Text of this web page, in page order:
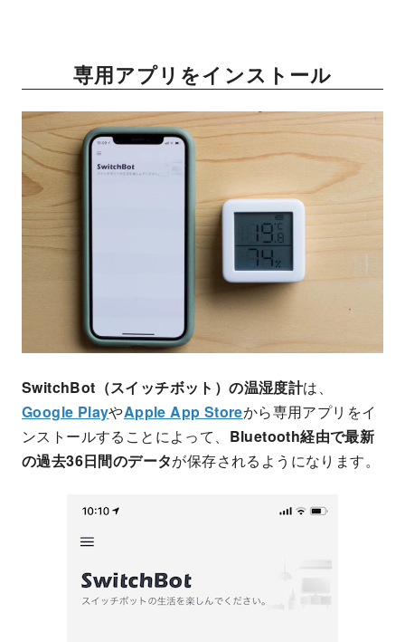
専用アプリをインストール
SwitchBot（スイッチボット）の温湿度計は、
Google PlayやApple App Storeから専用アプリをイ
ンストールすることによって、 Bluetooth経由で最新
の過去36日間のデータが保存されるようになります。